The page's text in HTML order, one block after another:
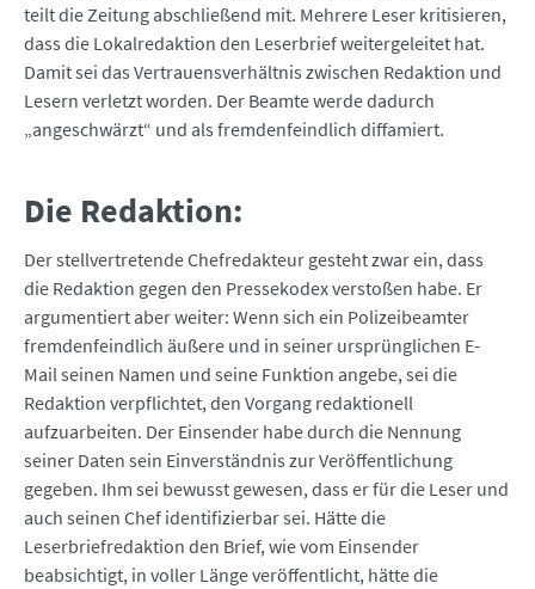
teilt die Zeitung abschließend mit. Mehrere Leser kritisieren,
dass die Lokalredaktion den Leserbrief weitergeleitet hat.
Damit sei das Vertrauensverhältnis zwischen Redaktion und
Lesern verletzt worden. Der Beamte werde dadurch
„angeschwärzt“ und als fremdenfeindlich diffamiert.
Die Redaktion:
Der stellvertretende Chefredakteur gesteht zwar ein, dass
die Redaktion gegen den Pressekodex verstoßen habe. Er
argumentiert aber weiter: Wenn sich ein Polizeibeamter
fremdenfeindlich äußere und in seiner ursprünglichen E-
Mail seinen Namen und seine Funktion angebe, sei die
Redaktion verpflichtet, den Vorgang redaktionell
aufzuarbeiten. Der Einsender habe durch die Nennung
seiner Daten sein Einverständnis zur Veröffentlichung
gegeben. Ihm sei bewusst gewesen, dass er für die Leser und
auch seinen Chef identifizierbar sei. Hätte die
Leserbriefredaktion den Brief, wie vom Einsender
beabsichtigt, in voller Länge veröffentlicht, hätte die